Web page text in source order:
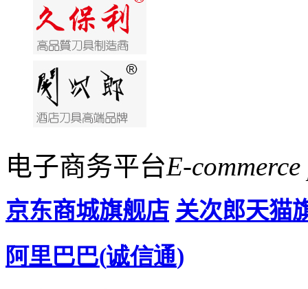
电子商务平台E-
京东商城旗舰店 关次郎天猫
阿里巴巴(诚信通)